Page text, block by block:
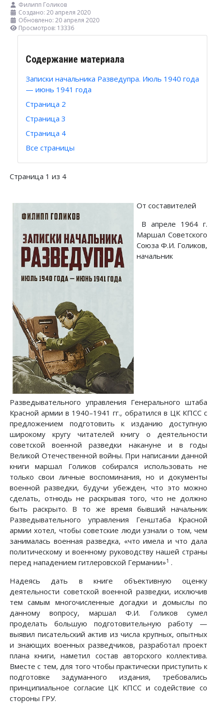
Филипп Голиков
Создано: 20 апреля 2020
Обновлено: 20 апреля 2020
Просмотров: 13336
Содержание материала
Записки начальника Разведупра. Июль 1940 года
— июнь 1941 года
Страница 2
Страница 3
Страница 4
Все страницы
Страница 1 из 4
От составителей
В апреле 1964 г.
Маршал Советского
Союза Ф.И. Голиков,
начальник
Разведывательного управления Генерального штаба
Красной армии в 1940–1941 гг., обратился в ЦК КПСС с
предложением подготовить к изданию доступную
широкому кругу читателей книгу о деятельности
советской военной разведки накануне и в годы
Великой Отечественной войны. При написании данной
книги маршал Голиков собирался использовать не
только свои личные воспоминания, но и документы
военной разведки, будучи убежден, что это можно
сделать, отнюдь не раскрывая того, что не должно
быть раскрыто. В то же время бывший начальник
Разведывательного управления Генштаба Красной
армии хотел, чтобы советские люди узнали о том, чем
занималась военная разведка, «что имела и что дала
политическому и военному руководству нашей страны
перед нападением гитлеровской Германии»1 .
Надеясь дать в книге объективную оценку
деятельности советской военной разведки, исключив
тем самым многочисленные догадки и домыслы по
данному вопросу, маршал Ф.И. Голиков сумел
проделать большую подготовительную работу —
выявил писательский актив из числа крупных, опытных
и знающих военных разведчиков, разработал проект
плана книги, наметил состав авторского коллектива.
Вместе с тем, для того чтобы практически приступить к
подготовке задуманного издания, требовались
принципиальное согласие ЦК КПСС и содействие со
стороны ГРУ.